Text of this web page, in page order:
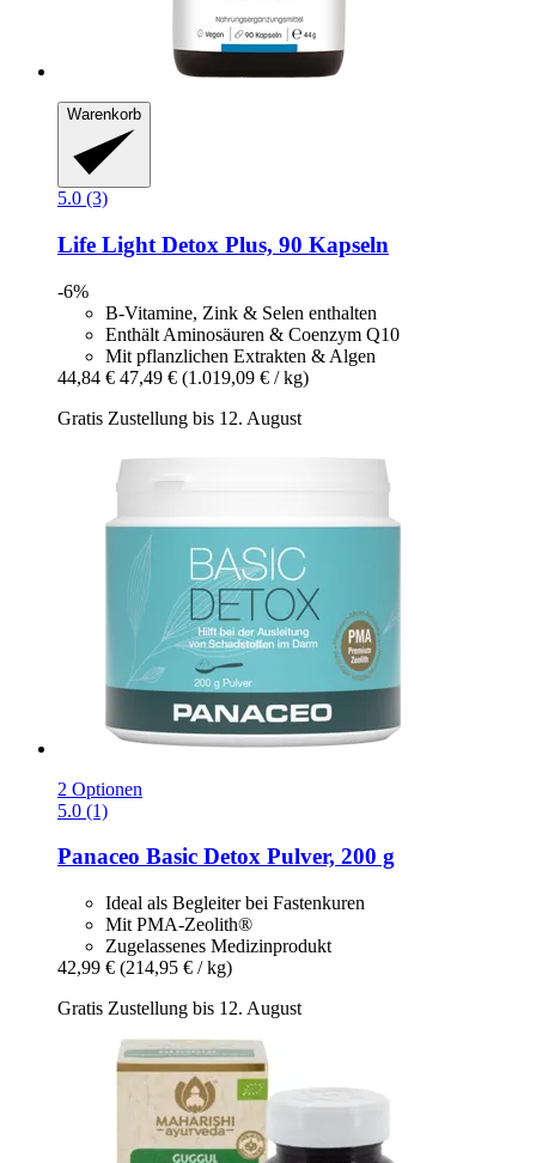
Warenkorb
5.0 (3)
Life Light Detox Plus, 90 Kapseln
-6%
B-Vitamine, Zink & Selen enthalten
Enthält Aminosäuren & Coenzym Q10
Mit pflanzlichen Extrakten & Algen
44,84 € 47,49 € (1.019,09 € / kg)
Gratis Zustellung bis 12. August
2 Optionen
5.0 (1)
Panaceo Basic Detox Pulver, 200 g
Ideal als Begleiter bei Fastenkuren
Mit PMA-Zeolith®
Zugelassenes Medizinprodukt
42,99 € (214,95 € / kg)
Gratis Zustellung bis 12. August